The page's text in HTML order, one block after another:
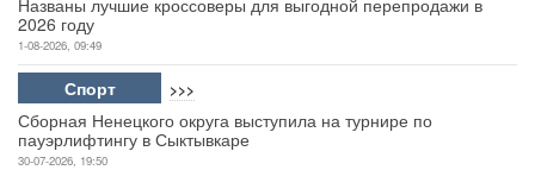
2026 году
1-08-2026, 09:49
Спорт >>>
Сборная Ненецкого округа выступила на турнире по
пауэрлифтингу в Сыктывкаре
30-07-2026, 19:50